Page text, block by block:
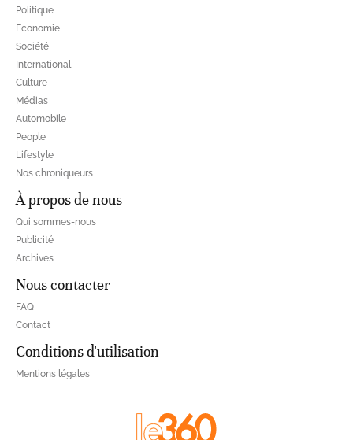
Politique
Economie
Société
International
Culture
Médias
Automobile
People
Lifestyle
Nos chroniqueurs
À propos de nous
Qui sommes-nous
Publicité
Archives
Nous contacter
FAQ
Contact
Conditions d'utilisation
Mentions légales